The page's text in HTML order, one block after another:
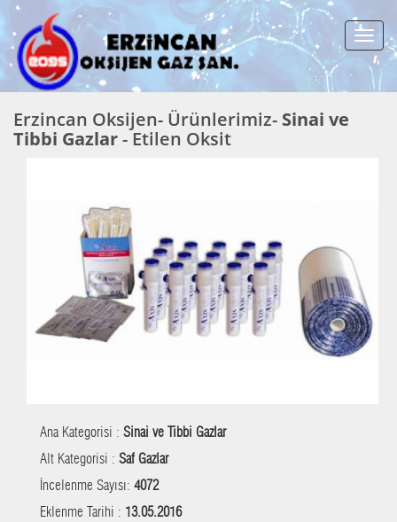
Menü
Erzincan Oksijen- Ürünlerimiz- Sinai ve
Tibbi Gazlar- Etilen Oksit
Ana Kategorisi : Sinai ve Tibbi Gazlar
Alt Kategorisi : Saf Gazlar
İncelenme Sayısı: 4072
Eklenme Tarihi : 13.05.2016